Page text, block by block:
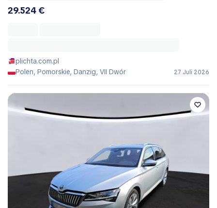
29.524 €
plichta.com.pl
Polen, Pomorskie, Danzig, VII Dwór
27 Juli 2026